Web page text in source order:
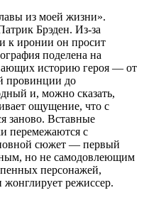
из моей жизни».
Брэден. Из-за
к иронии он просит
поделена на
историю героя — от
провинции до
и, можно сказать,
ощущение, что с
заново. Вставные
перемежаются с
сюжет — первый
но не самодовлеющим
персонажей,
режиссер.